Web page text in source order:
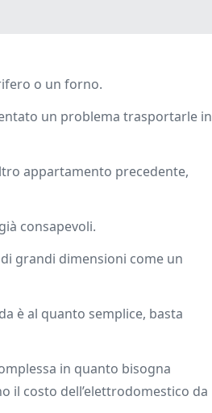
o un forno.
un problema trasportarle in
appartamento precedente,
consapevoli.
grandi dimensioni come un
è al quanto semplice, basta
in quanto bisogna
il costo dell’elettrodomestico da